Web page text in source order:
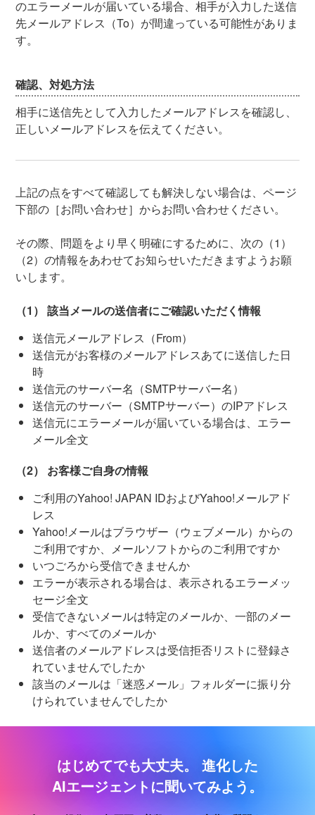
のエラーメールが届いている場合、相手が入力した送信
先メールアドレス（To）が間違っている可能性がありま
す。
確認、対処方法
相手に送信先として入力したメールアドレスを確認し、
正しいメールアドレスを伝えてください。
上記の点をすべて確認しても解決しない場合は、ページ
下部の［お問い合わせ］からお問い合わせください。
その際、問題をより早く明確にするために、次の（1）
（2）の情報をあわせてお知らせいただきますようお願
いします。
（1） 該当メールの送信者にご確認いただく情報
送信元メールアドレス（From）
送信元がお客様のメールアドレスあてに送信した日
時
送信元のサーバー名（SMTPサーバー名）
送信元のサーバー（SMTPサーバー）のIPアドレス
送信元にエラーメールが届いている場合は、エラー
メール全文
（2） お客様ご自身の情報
ご利用のYahoo! JAPAN IDおよびYahoo!メールアド
レス
Yahoo!メールはブラウザー（ウェブメール）からの
ご利用ですか、メールソフトからのご利用ですか
いつごろから受信できませんか
エラーが表示される場合は、表示されるエラーメッ
セージ全文
受信できないメールは特定のメールか、一部のメー
ルか、すべてのメールか
送信者のメールアドレスは受信拒否リストに登録さ
れていませんでしたか
該当のメールは「迷惑メール」フォルダーに振り分
けられていませんでしたか
はじめてでも大丈夫。
進化した
AIエージェントに聞いてみよう。